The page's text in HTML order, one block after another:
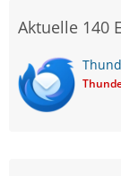
Aktuelle 140